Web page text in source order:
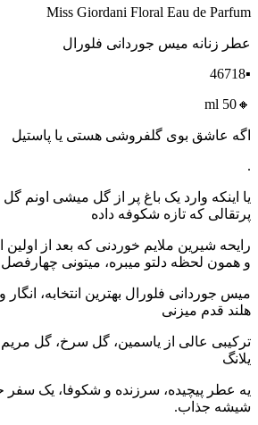
Miss Giordani Floral Eau de Parfum
عطر زنانه میس جوردانی فلورال
▪️46718
🔸50 ml
اگه عاشق بوی گلفروشی هستی یا پاستیل
.
یا اینکه وارد یک باغ پر از گل میشی اونم
پرتقالی که تازه شکوفه داده
رایحه شیرین ملایم خوردنی که بعد از
و همون لحظه دلتو میبره، میتونی چهارفصل
میس جوردانی فلورال بهترین انتخابه،‌
هلند قدم میزنی
ترکیبی عالی از یاسمین، گل سرخ، گل
یلانگ
یه عطر پیچیده، سرزنده و شکوفا، یک
شیشه جذاب.